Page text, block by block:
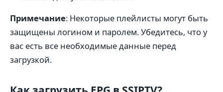
Примечание: Некоторые плейлисты могут быть
защищены логином и паролем. Убедитесь, что у
вас есть все необходимые данные перед
загрузкой.